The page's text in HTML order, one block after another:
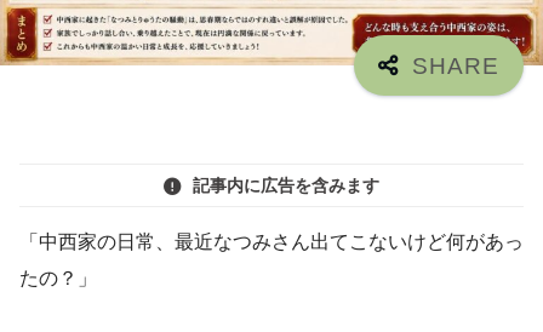
記事内に広告を含みます
「中西家の日常、最近なつみさん出てこないけど何があっ
たの？」